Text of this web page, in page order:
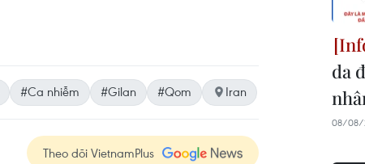
#Ca nhiễm #Gilan #Qom Iran
Theo dõi VietnamPlus
da
08/08/